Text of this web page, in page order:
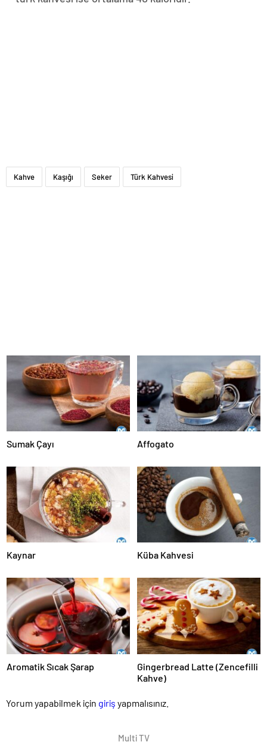
Kahve Kaşığı Seker Türk Kahvesi
Sumak Çayı Affogato
Kaynar Küba Kahvesi
Aromatik Sıcak Şarap
Gingerbread Latte (Zencefilli
Kahve)
Yorum yapabilmek için giriş yapmalısınız.
Multi TV